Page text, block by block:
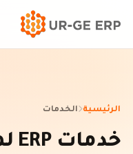
الرئيسية الخدمات
خدمات ERP لمصنّعي الأثاث